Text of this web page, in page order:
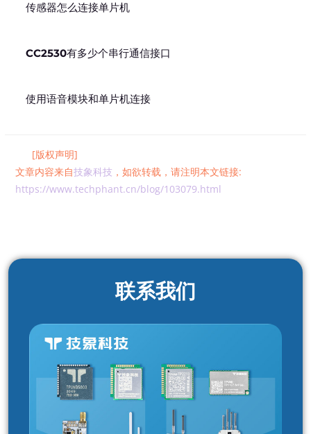
传感器怎么连接单片机
CC2530有多少个串行通信接口
使用语音模块和单片机连接
[版权声明]
文章内容来自技象科技 ，如欲转载，请注明本文链接:
https://www.techphant.cn/blog/103079.html
联系我们